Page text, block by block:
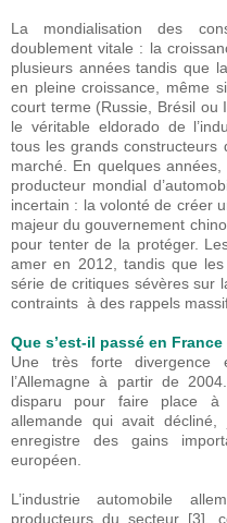
La mondialisation des
doublement vitale : la
plusieurs années tandis que
en pleine croissance, même
court terme (Russie, Brésil ou
le véritable eldorado de
tous les grands constructeurs
marché. En quelques
producteur mondial
incertain : la volonté de créer
majeur du gouvernement
pour tenter de la protéger.
amer en 2012, tandis que
série de critiques sévères sur
contraints à des rappels
Que s’est-il passé en
Une très forte
l’Allemagne à partir de
disparu pour faire place à
allemande qui avait
enregistre des gains
européen.
L’industrie automobile
producteurs du secteur [3],